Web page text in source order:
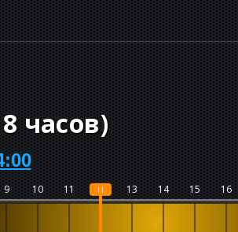
часов)
9 10 11 12 13 14 15 16